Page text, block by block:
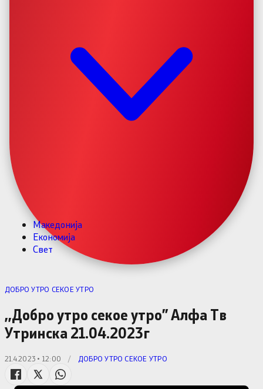
Македонија
Економија
Свет
ДОБРО УТРО СЕКОЕ УТРО
,,Добро утро секое утро” Алфa Тв
Утринска 21.04.2023г
21.4.2023 • 12:00 / ДОБРО УТРО СЕКОЕ УТРО